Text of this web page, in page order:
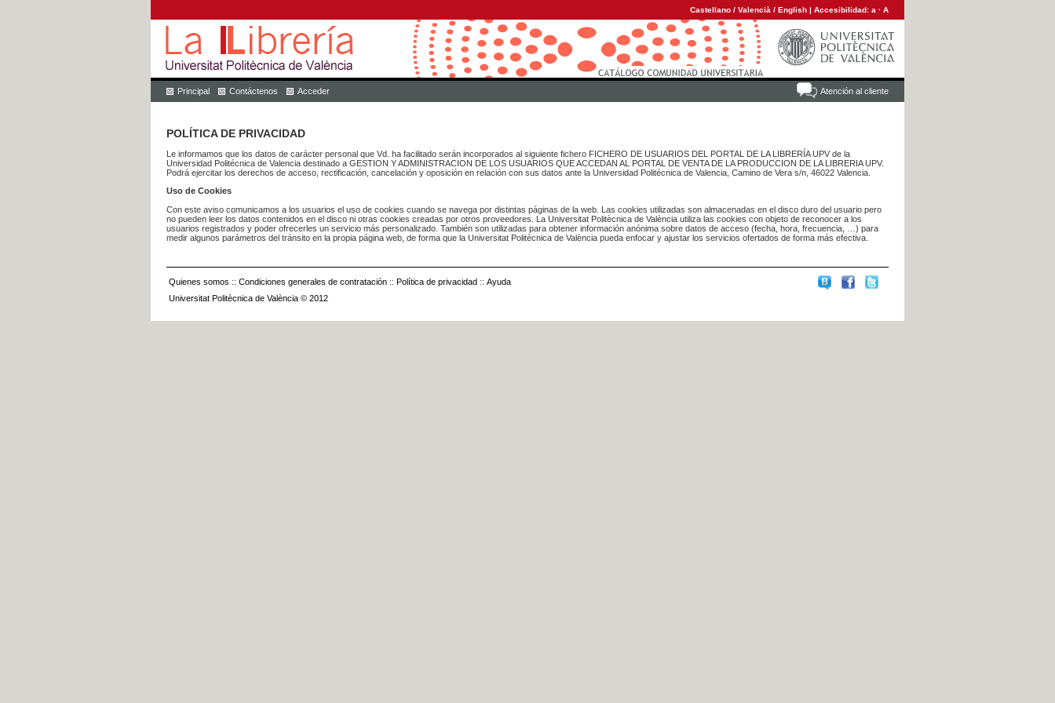
Castellano / Valencià / English | Accesibilidad: a · A
Atención al cliente
Principal Contáctenos Acceder
POLÍTICA DE PRIVACIDAD
Le informamos que los datos de carácter personal que Vd. ha facilitado serán incorporados al siguiente fichero FICHERO DE USUARIOS DEL PORTAL DE LA LIBRERÍA UPV de la
Universidad Politécnica de Valencia destinado a GESTION Y ADMINISTRACION DE LOS USUARIOS QUE ACCEDAN AL PORTAL DE VENTA DE LA PRODUCCION DE LA LIBRERIA UPV.
Podrá ejercitar los derechos de acceso, rectificación, cancelación y oposición en relación con sus datos ante la Universidad Politécnica de Valencia, Camino de Vera s/n, 46022 Valencia.
Uso de Cookies
Con este aviso comunicamos a los usuarios el uso de cookies cuando se navega por distintas páginas de la web. Las cookies utilizadas son almacenadas en el disco duro del usuario pero
no pueden leer los datos contenidos en el disco ni otras cookies creadas por otros proveedores. La Universitat Politècnica de València utiliza las cookies con objeto de reconocer a los
usuarios registrados y poder ofrecerles un servicio más personalizado. También son utilizadas para obtener información anónima sobre datos de acceso (fecha, hora, frecuencia, …) para
medir algunos parámetros del tránsito en la propia página web, de forma que la Universitat Politècnica de València pueda enfocar y ajustar los servicios ofertados de forma más efectiva.
Quienes somos :: Condiciones generales de contratación :: Política de privacidad :: Ayuda
Universitat Politècnica de València © 2012